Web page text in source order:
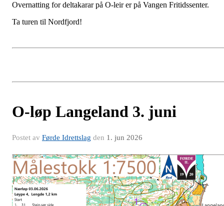
Overnatting for deltakarar på O-leir er på Vangen Fritidssenter.
Ta turen til Nordfjord!
O-løp Langeland 3. juni
Postet av Førde Idrettslag den 1. jun 2026